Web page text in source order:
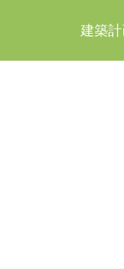
建築